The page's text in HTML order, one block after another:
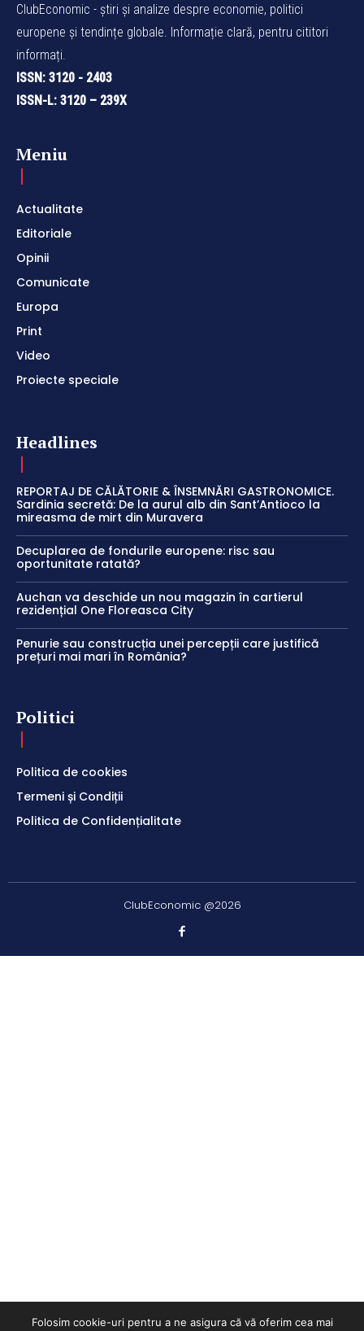
ClubEconomic - știri și analize despre economie, politici
europene și tendințe globale. Informație clară, pentru cititori
informați.
ISSN: 3120 - 2403
ISSN-L: 3120 – 239X
Meniu
Actualitate
Editoriale
Opinii
Comunicate
Europa
Print
Video
Proiecte speciale
Headlines
REPORTAJ DE CĂLĂTORIE & ÎNSEMNĂRI GASTRONOMICE.
Sardinia secretă: De la aurul alb din Sant’Antioco la
mireasma de mirt din Muravera
Decuplarea de fondurile europene: risc sau
oportunitate ratată?
Auchan va deschide un nou magazin în cartierul
rezidențial One Floreasca City
Penurie sau construcția unei percepții care justifică
prețuri mai mari în România?
Politici
Politica de cookies
Termeni și Condiții
Politica de Confidențialitate
ClubEconomic @2026
Folosim cookie-uri pentru a ne asigura că vă oferim cea mai